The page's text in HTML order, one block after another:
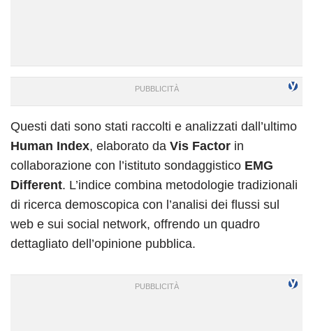
Questi dati sono stati raccolti e analizzati dall’ultimo
Human Index, elaborato da Vis Factor in
collaborazione con l’istituto sondaggistico EMG
Different. L’indice combina metodologie tradizionali
di ricerca demoscopica con l’analisi dei flussi sul
web e sui social network, offrendo un quadro
dettagliato dell’opinione pubblica.